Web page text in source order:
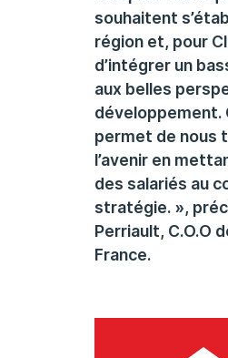
souhaitent
région et, pour
d’intégrer un
aux belles
développement.
permet de nous
l’avenir en
des salariés au
stratégie. »,
Perriault, C.O.O
France.